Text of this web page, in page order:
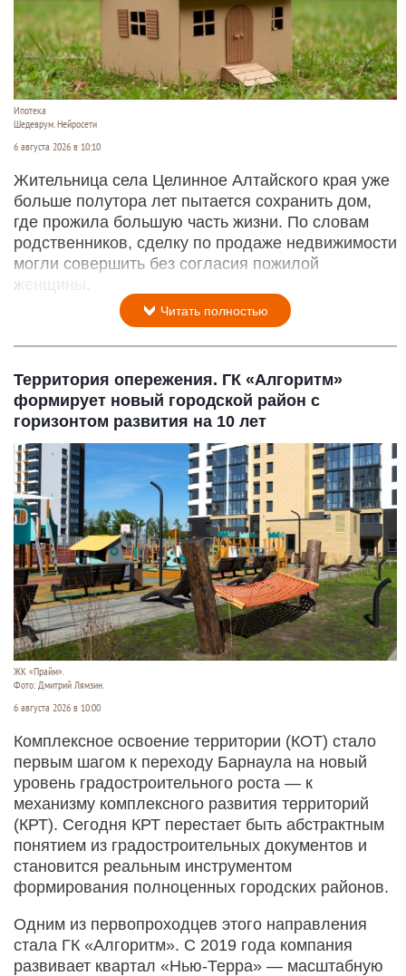
Ипотека
Шедеврум. Нейросети
6 августа 2026 в 10:10
Жительница села Целинное Алтайского края уже
больше полутора лет пытается сохранить дом,
где прожила большую часть жизни. По словам
родственников, сделку по продаже недвижимости
могли совершить без согласия пожилой
женщины.
Читать полностью
Территория опережения. ГК «Алгоритм»
формирует новый городской район с
горизонтом развития на 10 лет
ЖК «Прайм».
Фото: Дмитрий Лямзин.
6 августа 2026 в 10:00
Комплексное освоение территории (КОТ) стало
первым шагом к переходу Барнаула на новый
уровень градостроительного роста — к
механизму комплексного развития территорий
(КРТ). Сегодня КРТ перестает быть абстрактным
понятием из градостроительных документов и
становится реальным инструментом
формирования полноценных городских районов.
Одним из первопроходцев этого направления
стала ГК «Алгоритм». С 2019 года компания
развивает квартал «Нью-­Терра» — масштабную